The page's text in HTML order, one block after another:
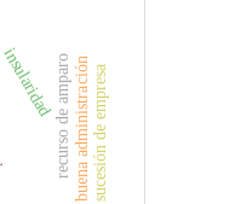
insularidadrecurso de amparobuena administraciónsucesión de empresa